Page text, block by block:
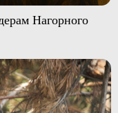
Нагорного